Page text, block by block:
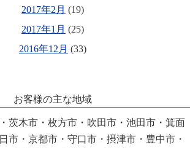
2017年2月 (19)
2017年1月 (25)
2016年12月 (33)
お客様の主な地域
茨木市・枚方市・吹田市・池田市・箕面
市・京都市・守口市・摂津市・豊中市・